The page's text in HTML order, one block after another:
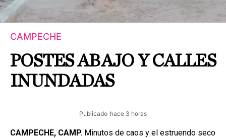
CAMPECHE
POSTES ABAJO Y CALLES
INUNDADAS
Publicado hace 3 horas
CAMPECHE, CAMP. Minutos de caos y el estruendo seco